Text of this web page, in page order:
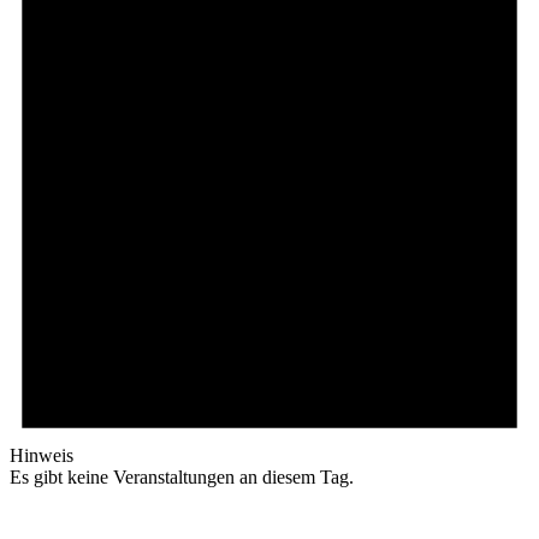
Hinweis
Es gibt keine Veranstaltungen an diesem Tag.